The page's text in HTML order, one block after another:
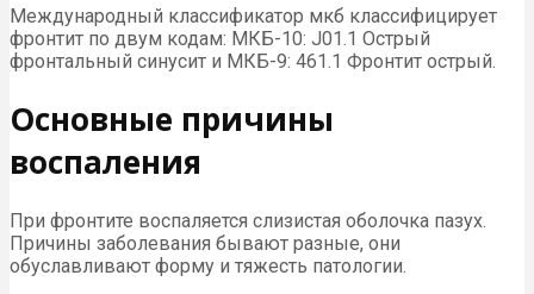
Международный классификатор мкб классифицирует
фронтит по двум кодам: МКБ-10: J01.1 Острый
фронтальный синусит и МКБ-9: 461.1 Фронтит острый.
Основные причины
воспаления
При фронтите воспаляется слизистая оболочка пазух.
Причины заболевания бывают разные, они
обуславливают форму и тяжесть патологии.